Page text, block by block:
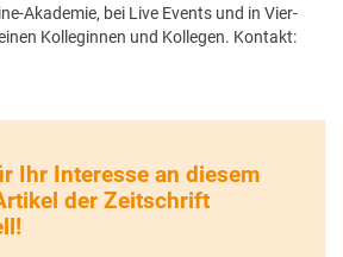
Akademie, bei Live Events und in Vier-
Kolleginnen und Kollegen. Kontakt:
Ihr Interesse an diesem
der Zeitschrift